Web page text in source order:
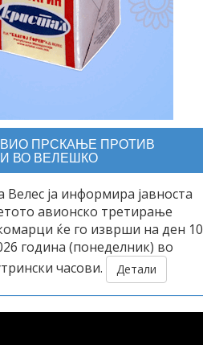
ПРСКАЊЕ ПРОТИВ
ВО ВЕЛЕШКО
ја информира јавноста
авионско третирање
ќе го изврши на ден 10
година (понеделник) во
часови.
Детали